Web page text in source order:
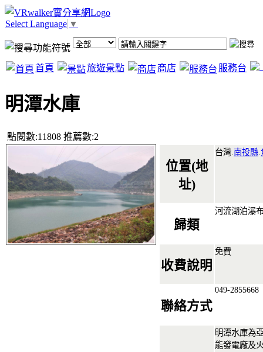
Select Language ▼
首頁 旅遊景點 商店 服務台
明潭水庫
點閱數:11808 推薦數:2
位置(地
址)
台灣. 南投縣
歸類
河流湖泊瀑
收費說明
免費
聯絡方式
049-2855668
明潭水庫為
能發電廠及